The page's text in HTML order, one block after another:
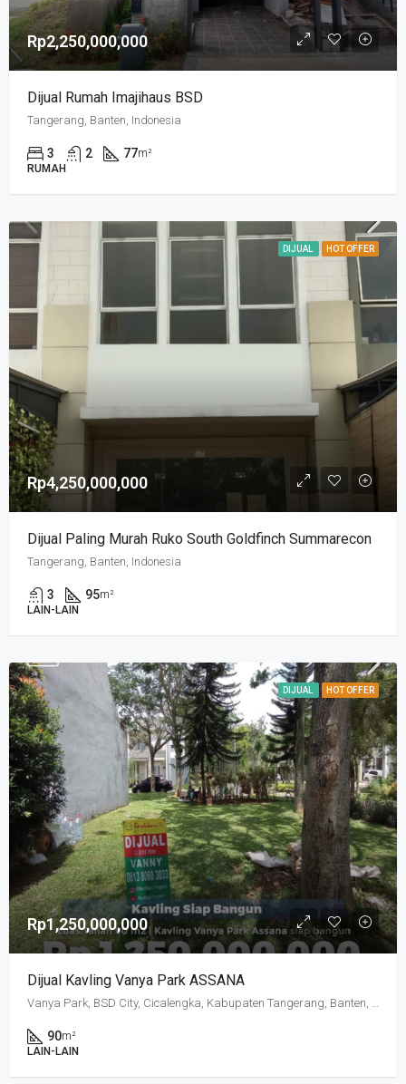
Rp2,250,000,000
Dijual Rumah Imajihaus BSD
Tangerang, Banten, Indonesia
3 2 77m²
RUMAH
DIJUAL HOT OFFER
Rp4,250,000,000
Dijual Paling Murah Ruko South Goldfinch Summarecon
Tangerang, Banten, Indonesia
3 95m²
LAIN-LAIN
DIJUAL HOT OFFER
Rp1,250,000,000
Dijual Kavling Vanya Park ASSANA
Vanya Park, BSD City, Cicalengka, Kabupaten Tangerang, Banten, Indonesia
90m²
LAIN-LAIN